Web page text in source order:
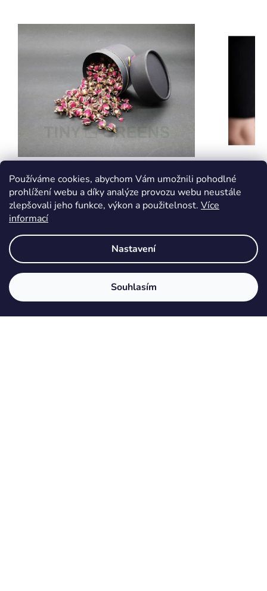
Používáme cookies, abychom Vám umožnili pohodlné
prohlížení webu a díky analýze provozu webu neustále
zlepšovali jeho funkce, výkon a použitelnost. Více
informací
Nastavení
Souhlasím
Růže červená - poupata malá
Skladem
Malá poupata červené růže s jemným zlatavým
nádechem přinášejí nádech elegance a vůně do
vašich pokrmů…
DETAIL
domácí